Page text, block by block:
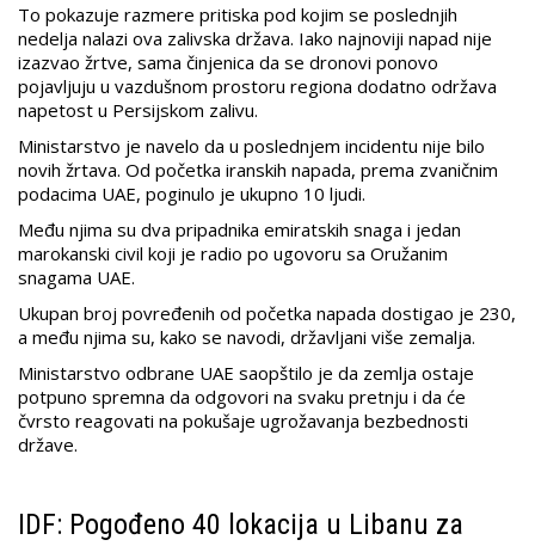
To pokazuje razmere pritiska pod kojim se poslednjih
nedelja nalazi ova zalivska država. Iako najnoviji napad nije
izazvao žrtve, sama činjenica da se dronovi ponovo
pojavljuju u vazdušnom prostoru regiona dodatno održava
napetost u Persijskom zalivu.
Ministarstvo je navelo da u poslednjem incidentu nije bilo
novih žrtava. Od početka iranskih napada, prema zvaničnim
podacima UAE, poginulo je ukupno 10 ljudi.
Među njima su dva pripadnika emiratskih snaga i jedan
marokanski civil koji je radio po ugovoru sa Oružanim
snagama UAE.
Ukupan broj povređenih od početka napada dostigao je 230,
a među njima su, kako se navodi, državljani više zemalja.
Ministarstvo odbrane UAE saopštilo je da zemlja ostaje
potpuno spremna da odgovori na svaku pretnju i da će
čvrsto reagovati na pokušaje ugrožavanja bezbednosti
države.
IDF: Pogođeno 40 lokacija u Libanu za